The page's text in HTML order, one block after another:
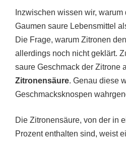
Inzwischen wissen wir,
Gaumen saure Lebensmittel
Die Frage, warum Zitronen
allerdings noch nicht geklärt.
saure Geschmack der Zitrone
Zitronensäure. Genau diese
Geschmacksknospen
Die Zitronensäure, von der in
Prozent enthalten sind, weist